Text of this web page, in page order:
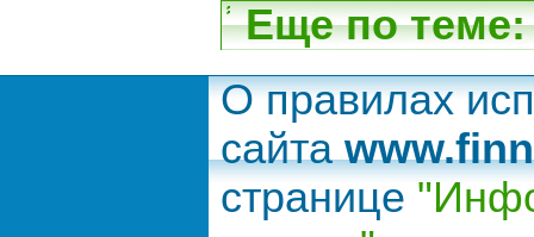
Еще по теме:
О правилах
сайта
странице